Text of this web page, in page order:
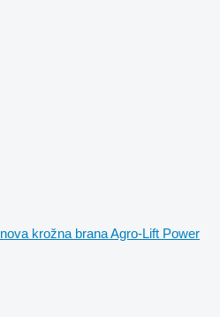
nova krožna brana Agro-Lift Power